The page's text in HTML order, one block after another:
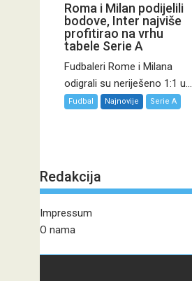
Roma i Milan podijelili
bodove, Inter najviše
profitirao na vrhu
tabele Serie A
Fudbaleri Rome i Milana
odigrali su neriješeno 1:1 u...
Fudbal Najnovije Serie A
Redakcija
Impressum
O nama